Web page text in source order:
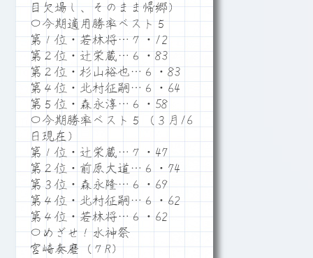
目欠場し、そのまま帰郷）
〇今期適用勝率ベスト５
第１位・若林将…７・12
第２位・辻栄蔵…６・83
第２位・杉山裕也…６・83
第４位・北村征嗣…６・64
第５位・森永淳…６・58
〇今期勝率ベスト５（３月16
日現在）
第１位・辻栄蔵…７・47
第２位・前原大道…６・74
第３位・森永隆…６・69
第４位・北村征嗣…６・62
第４位・若林将…６・62
〇めざせ！水神祭
宮崎奏磨（７R）